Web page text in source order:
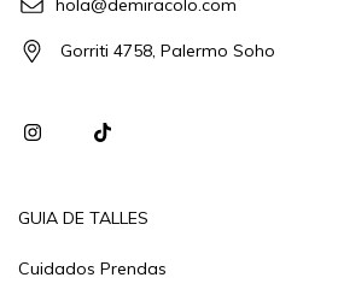
hola@demiracolo.com
Gorriti 4758, Palermo Soho
GUIA DE TALLES
Cuidados Prendas